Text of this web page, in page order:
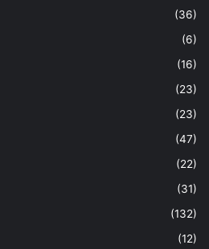
(36)
(6)
(16)
(23)
(23)
(47)
(22)
(31)
(132)
(12)